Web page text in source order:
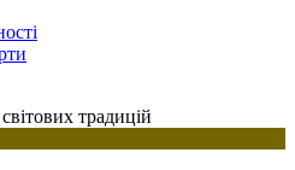
традицій